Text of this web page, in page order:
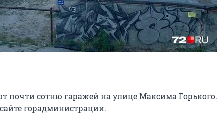
почти сотню гаражей на улице Максима Горького.
горадминистрации.